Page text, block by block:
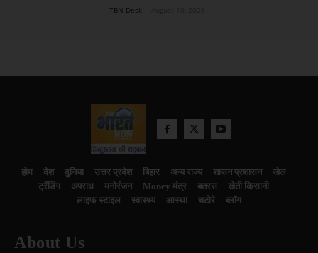
TBN Desk
होम देश दुनिया उत्तर प्रदेश बिहार अन्य राज्य शासन प्रशासन
खेल
ट्रेंडिंग
अपराध मनोरंजन Money मंत्र बतरस
खेती किसानी
लाइफ स्टाइल
स्वास्थ्य आस्था चटोरे ब्लॉग
About Us